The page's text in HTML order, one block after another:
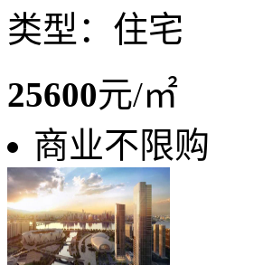
类型：住宅
25600元/㎡
商业不限购